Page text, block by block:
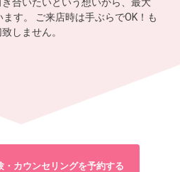
す。 ご来店時は手ぶらでOK！も
しません。
・カウンセリングを予約する